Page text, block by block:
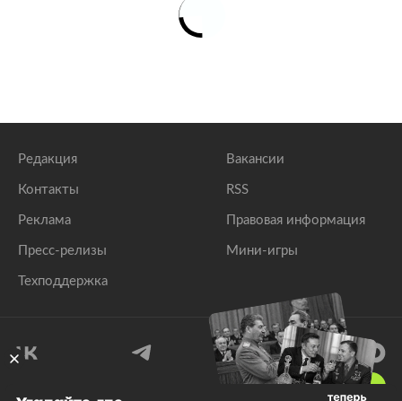
Редакция
Контакты
Реклама
Пресс-релизы
Техподдержка
Вакансии
RSS
Правовая информация
Мини-игры